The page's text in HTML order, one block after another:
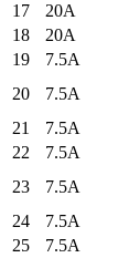
17
20A
18
20A
19
7.5A
20
7.5A
21
7.5A
22
7.5A
23
7.5A
24
7.5A
25
7.5A